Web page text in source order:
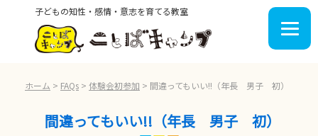
子どもの知性・感情・意志を育てる教室
ホーム > FAQs > 体験会初参加 > 間違ってもいい!!（年長 男子 初）
間違ってもいい!!（年長 男子 初）